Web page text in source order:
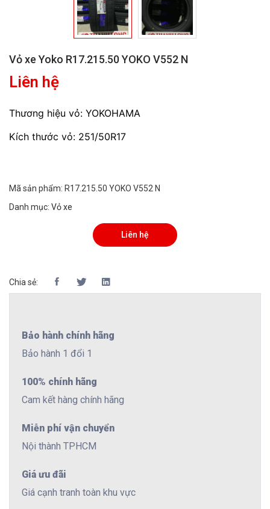
Vỏ xe Yoko R17.215.50 YOKO V552 N
Liên hệ
Thương hiệu vỏ: YOKOHAMA
Kích thước vỏ: 251/50R17
Mã sản phẩm: R17.215.50 YOKO V552 N
Danh mục: Vỏ xe
Liên hệ
Chia sẻ:
Bảo hành chính hãng
Bảo hành 1 đổi 1
100% chính hãng
Cam kết hàng chính hãng
Miễn phí vận chuyển
Nội thành TPHCM
Giá ưu đãi
Giá cạnh tranh toàn khu vực